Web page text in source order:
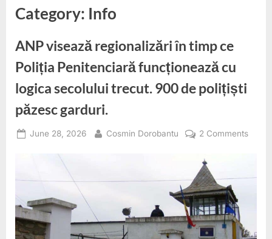
Category: Info
ANP visează regionalizări în timp ce
Poliția Penitenciară funcționează cu
logica secolului trecut. 900 de polițiști
păzesc garduri.
Posted
June 28, 2026 By
Cosmin Dorobantu 2 Commentson
Poliția